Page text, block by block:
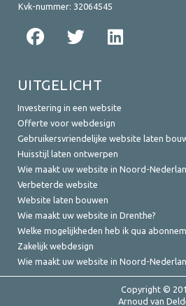
Kvk-nummer: 32064545
UITGELICHT
Investering in een website
Offerte voor webdesign
Gebruikersvriendelijke website laten
Huisstijl laten ontwerpen
Wie maakt uw website in Noord-
Verbeterde website
Website laten bouwen
Wie maakt uw website in Drenthe?
Welke mogelijkheden heb ik qua
Zakelijk webdesign
Wie maakt uw website in Noord-
Copyright ©
Arnoud van